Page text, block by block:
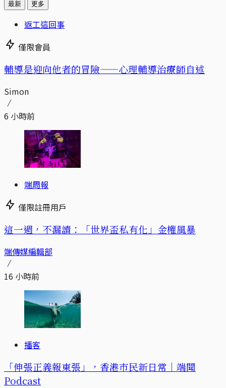
最新 更多
返工這回事
僅限會員
輔導是迎向他者的冒險——心理輔導治療師自述
Simon
6 小時前
端周報
僅限註冊用戶
這一週，不漏讀：「世界盃私有化」金權風暴
端傳媒編輯部
16 小時前
播客
「伸張正義報東張」，香港市民新日常｜端聞
Podcast